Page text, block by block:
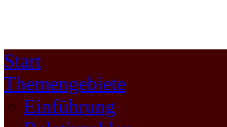
Start
Themengebiete
Einführung